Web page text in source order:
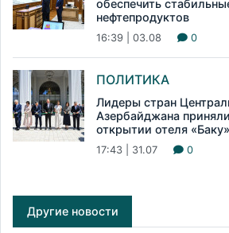
обеспечить
нефтепродуктов
16:39 | 03.08 0
ПОЛИТИКА
Лидеры стран
Азербайджана
открытии отеля «Баку»
17:43 | 31.07 0
Другие новости